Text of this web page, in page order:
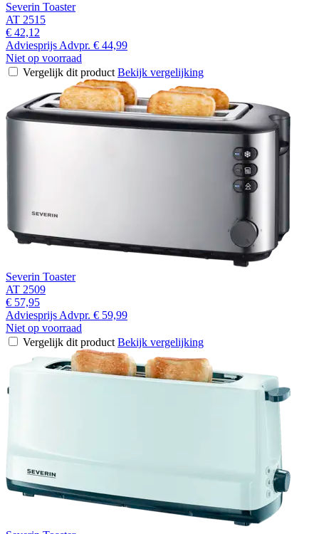
Severin Toaster
AT 2515
€ 42,12
Adviesprijs Advpr. € 44,99
Niet op voorraad
Vergelijk dit product Bekijk vergelijking
Severin Toaster
AT 2509
€ 57,95
Adviesprijs Advpr. € 59,99
Niet op voorraad
Vergelijk dit product Bekijk vergelijking